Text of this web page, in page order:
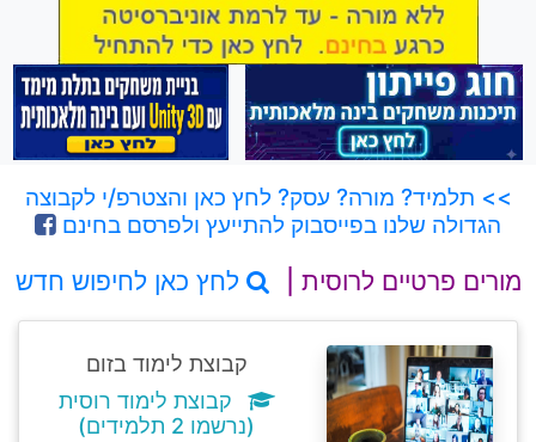
>> תלמיד? מורה? עסק? לחץ כאן והצטרפ/י לקבוצה
הגדולה שלנו בפייסבוק להתייעץ ולפרסם בחינם
מורים פרטיים לרוסית | לחץ כאן לחיפוש חדש
קבוצת לימוד בזום
קבוצת לימוד רוסית
(נרשמו 2 תלמידים)